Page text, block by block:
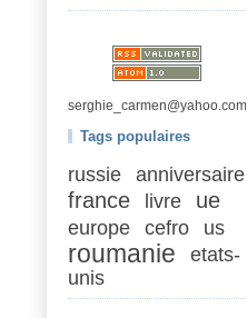
serghie_carmen@yahoo.com
Tags populaires
russie anniversaire
france livre ue
europe cefro us
roumanie
etats-
unis